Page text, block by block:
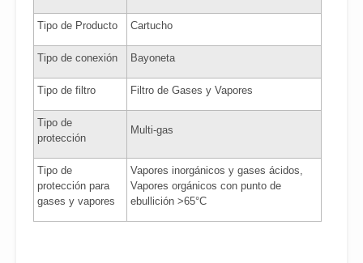
Tipo de Producto Cartucho
Tipo de conexión Bayoneta
Tipo de filtro Filtro de Gases y Vapores
Tipo de
protección
Multi-gas
Tipo de
protección para
gases y vapores
Vapores inorgánicos y gases ácidos,
Vapores orgánicos con punto de
ebullición >65°C